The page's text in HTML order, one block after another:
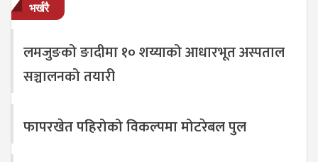
भर्खरै
लमजुङको ङादीमा १० शय्याको आधारभूत अस्पताल
सञ्चालनको तयारी
फापरखेत पहिरोको विकल्पमा मोटरेबल पुल